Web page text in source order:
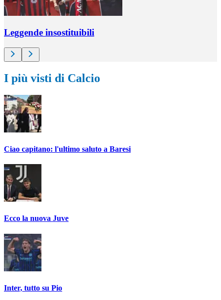
Leggende insostituibili
I più visti di Calcio
Ciao capitano: l'ultimo saluto a Baresi
Ecco la nuova Juve
Inter, tutto su Pio